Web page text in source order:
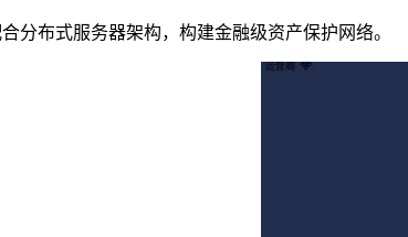
分布式服务器架构，构建金融级资产保护网络。